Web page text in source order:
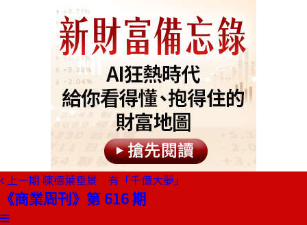
上一期 陳德葉垂景 有「千億大夢」
《商業周刊》第 616 期